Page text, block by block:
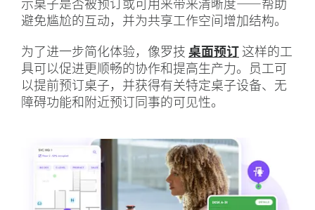
避免尴尬的互动，并为共享工作空间增加结构。
为了进一步简化体验，像罗技 桌面预订这样的工
具可以促进更顺畅的协作和提高生产力。员工可
以提前预订桌子，并获得有关特定桌子设备、无
障碍功能和附近预订同事的可见性。